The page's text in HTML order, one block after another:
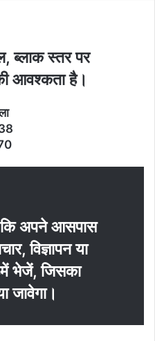
ब्‍लाक स्‍तर पर
आवश्‍कता है।
कि अपने आसपास
विज्ञापन या
भेजें, जिसका
जावेगा।